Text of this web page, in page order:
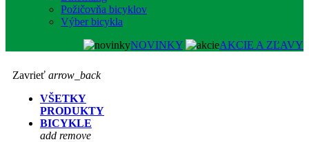
Požičovňa bicyklov
Výber bicykla
NOVINKY
AKCIE A ZĽAVY
Zavrieť arrow_back
VŠETKY
PRODUKTY
BICYKLE
add remove